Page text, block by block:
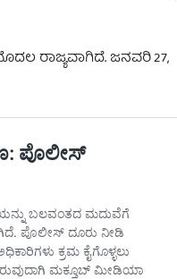
ರಾಜ್ಯವಾಗಿದೆ. ಜನವರಿ 27,